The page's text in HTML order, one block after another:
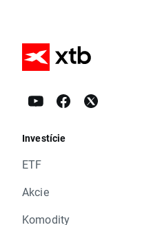
Investície
ETF
Akcie
Komodity